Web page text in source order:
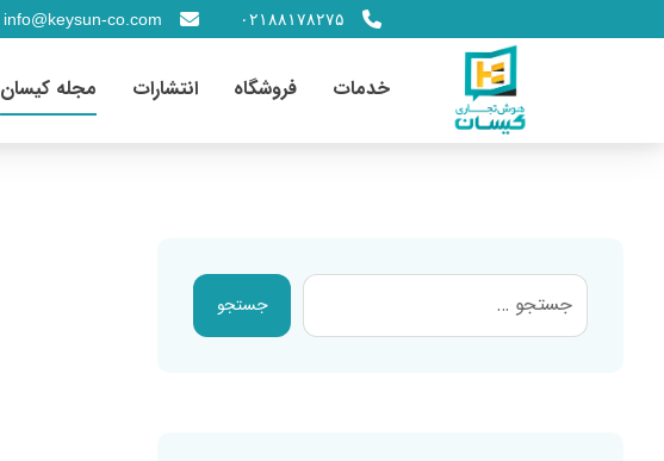
۰۲۱۸۸۱۷۸۲۷۵ info@keysun-co.com
خدمات فروشگاه انتشارات مجله کیسان
جستجو